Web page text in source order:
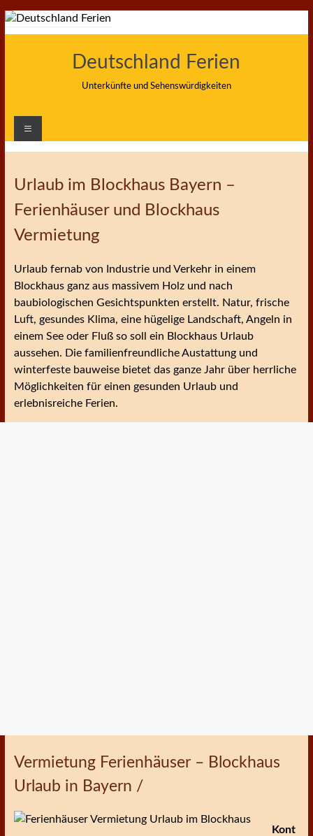
Zum
Inhalt
Deutschland Ferien
Unterkünfte und Sehenswürdigkeiten
Urlaub im Blockhaus Bayern –
Ferienhäuser und Blockhaus
Vermietung
Urlaub fernab von Industrie und Verkehr in einem
Blockhaus ganz aus massivem Holz und nach
baubiologischen Gesichtspunkten erstellt. Natur, frische
Luft, gesundes Klima, eine hügelige Landschaft, Angeln in
einem See oder Fluß so soll ein Blockhaus Urlaub
aussehen. Die familienfreundliche Austattung und
winterfeste bauweise bietet das ganze Jahr über herrliche
Möglichkeiten für einen gesunden Urlaub und
erlebnisreiche Ferien.
Vermietung Ferienhäuser – Blockhaus
Urlaub in Bayern /
Kont